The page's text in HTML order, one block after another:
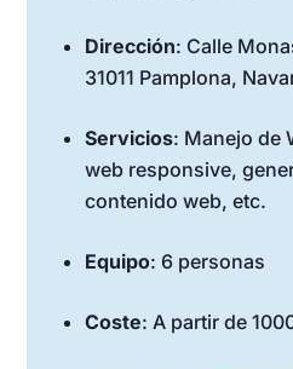
Dirección: Calle
31011 Pamplona,
Servicios: Manejo de
web responsive,
contenido web, etc.
Equipo: 6 personas
Coste: A partir de